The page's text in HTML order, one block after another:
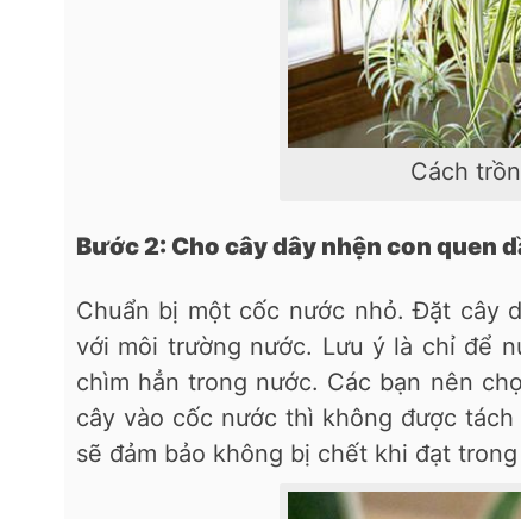
Cách
Bước 2: Cho cây dây nhện con quen
Chuẩn bị một cốc nước nhỏ. Đặt cây
với môi trường nước. Lưu ý là chỉ để
chìm hẳn trong nước. Các bạn nên
cây vào cốc nước thì không được
sẽ đảm bảo không bị chết khi đạt